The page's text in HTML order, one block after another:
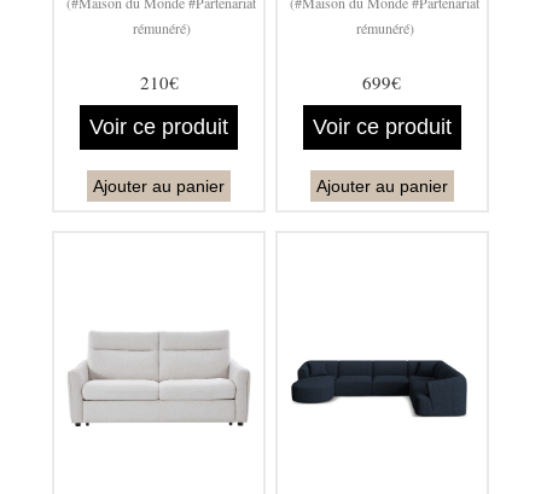
rémunéré)
210€
Voir ce produit
Ajouter au panier
rémunéré)
699€
Voir ce produit
Ajouter au panier